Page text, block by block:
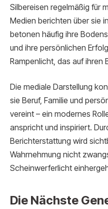
Silbereisen regelmäßig für
Medien berichten über sie
betonen häufig ihre
und ihre persönlichen
Rampenlicht, das auf ihren
Die mediale Darstellung
sie Beruf, Familie und
vereint – ein modernes
anspricht und inspiriert.
Berichterstattung wird
Wahrnehmung nicht
Scheinwerferlicht
Die Nächste